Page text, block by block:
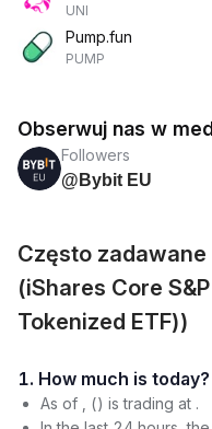
UNI
Pump.fun
PUMP
Obserwuj nas w
Followers
@Bybit EU
Często
(iShares Core
Tokenized ETF))
1. How much is today?
As of , () is trading at .